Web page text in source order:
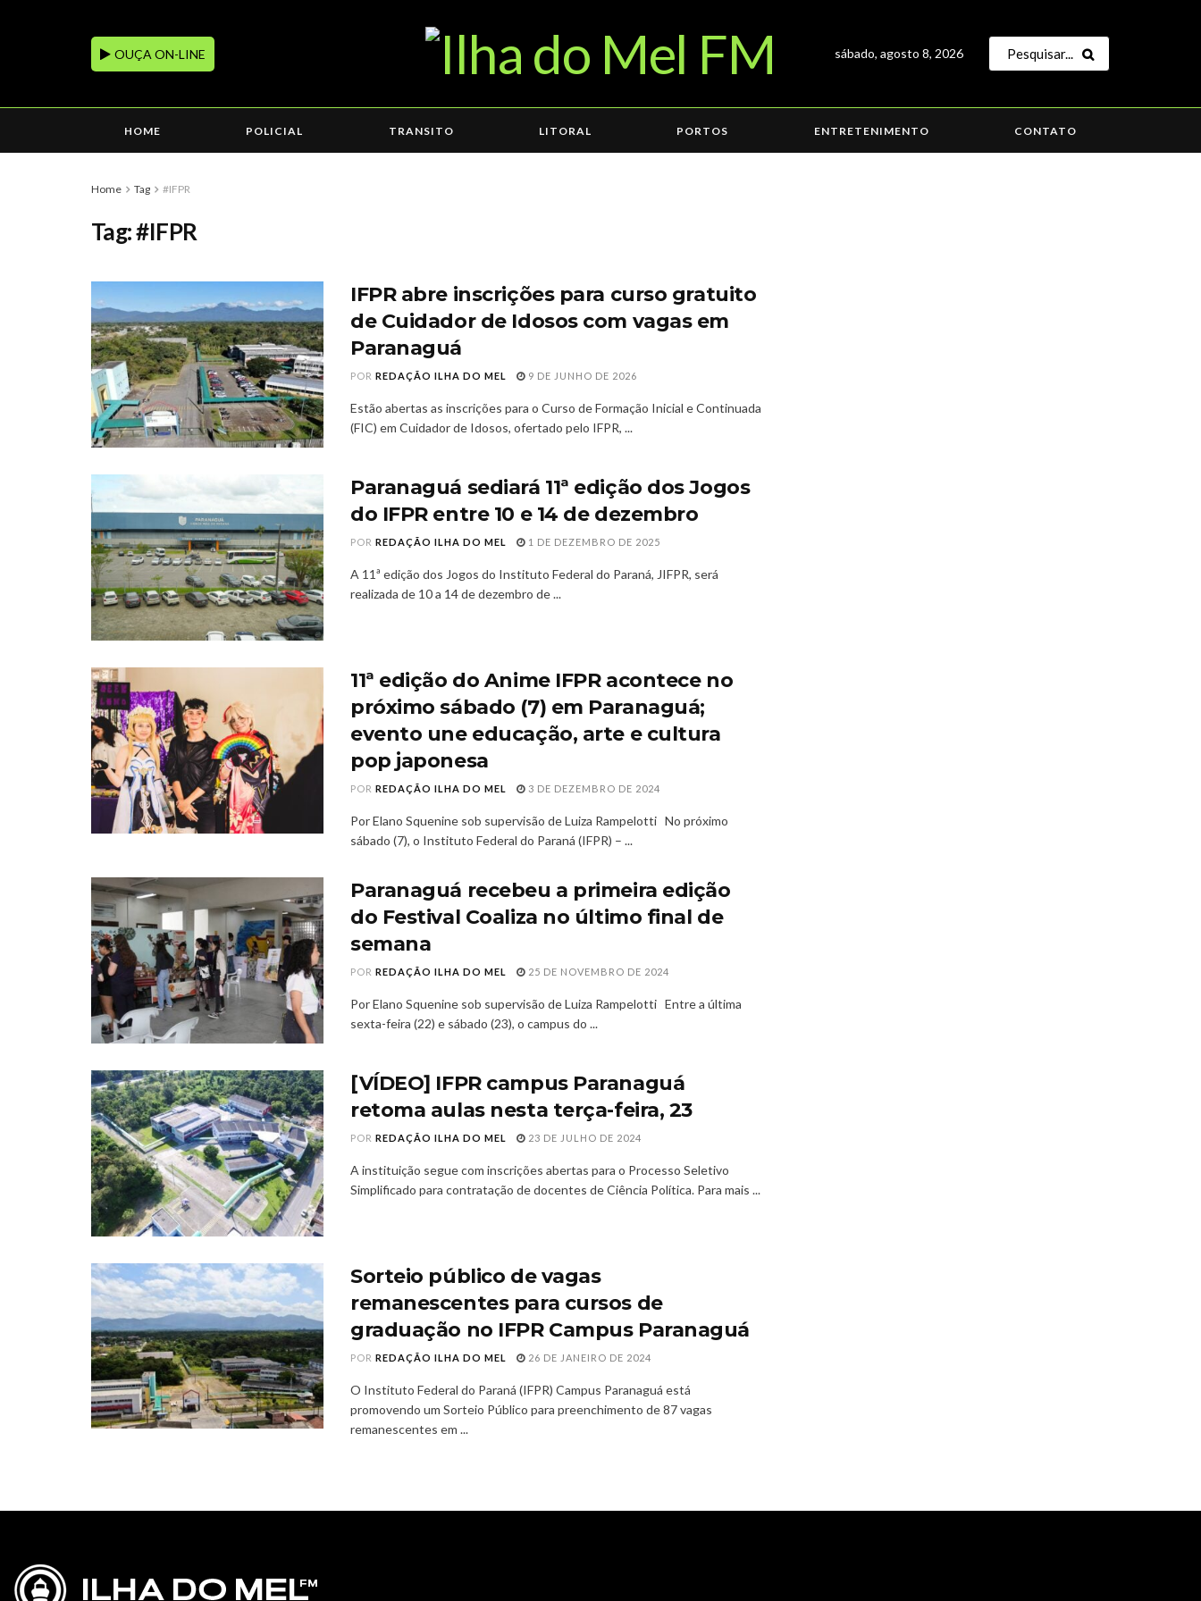
OUÇA ON-LINE sábado, agosto 8, 2026
HOME POLICIAL TRANSITO LITORAL PORTOS ENTRETENIMENTO CONTATO
Home Tag #IFPR
Tag:#IFPR
IFPR abre inscrições para curso gratuito
de Cuidador de Idosos com vagas em
Paranaguá
POR REDAÇÃO ILHA DO MEL 9 DE JUNHO DE 2026
Estão abertas as inscrições para o Curso de Formação Inicial e Continuada
(FIC) em Cuidador de Idosos, ofertado pelo IFPR, ...
Paranaguá sediará 11ª edição dos Jogos
do IFPR entre 10 e 14 de dezembro
POR REDAÇÃO ILHA DO MEL 1 DE DEZEMBRO DE 2025
A 11ª edição dos Jogos do Instituto Federal do Paraná, JIFPR, será
realizada de 10 a 14 de dezembro de ...
11ª edição do Anime IFPR acontece no
próximo sábado (7) em Paranaguá;
evento une educação, arte e cultura
pop japonesa
POR REDAÇÃO ILHA DO MEL 3 DE DEZEMBRO DE 2024
Por Elano Squenine sob supervisão de Luiza Rampelotti No próximo
sábado (7), o Instituto Federal do Paraná (IFPR) – ...
Paranaguá recebeu a primeira edição
do Festival Coaliza no último final de
semana
POR REDAÇÃO ILHA DO MEL 25 DE NOVEMBRO DE 2024
Por Elano Squenine sob supervisão de Luiza Rampelotti Entre a última
sexta-feira (22) e sábado (23), o campus do ...
[VÍDEO] IFPR campus Paranaguá
retoma aulas nesta terça-feira, 23
POR REDAÇÃO ILHA DO MEL 23 DE JULHO DE 2024
A instituição segue com inscrições abertas para o Processo Seletivo
Simplificado para contratação de docentes de Ciência Política. Para mais ...
Sorteio público de vagas
remanescentes para cursos de
graduação no IFPR Campus Paranaguá
POR REDAÇÃO ILHA DO MEL 26 DE JANEIRO DE 2024
O Instituto Federal do Paraná (IFPR) Campus Paranaguá está
promovendo um Sorteio Público para preenchimento de 87 vagas
remanescentes em ...